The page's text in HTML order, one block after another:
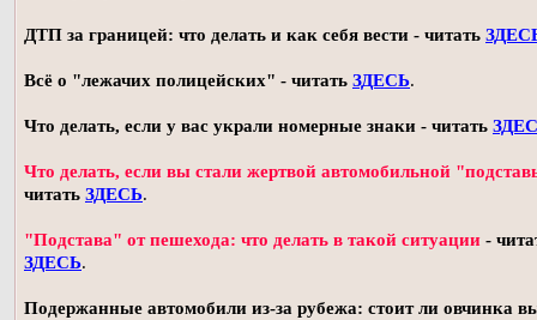
ДТП за границей: что делать и как себя вести - читать
Всё о "лежачих полицейских" - читать ЗДЕСЬ.
Что делать, если у вас украли номерные знаки - читать
Что делать, если вы стали жертвой автомобильной
читать ЗДЕСЬ.
"Подстава" от пешехода: что делать в такой ситуации -
ЗДЕСЬ.
Подержанные автомобили из-за рубежа: стоит ли овчинка